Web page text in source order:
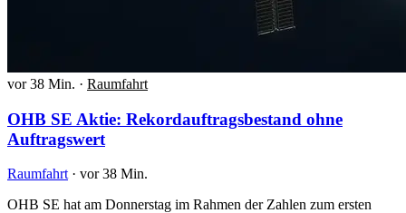
vor 38 Min. · Raumfahrt
OHB SE Aktie: Rekordauftragsbestand ohne
Auftragswert
Raumfahrt · vor 38 Min.
OHB SE hat am Donnerstag im Rahmen der Zahlen zum ersten